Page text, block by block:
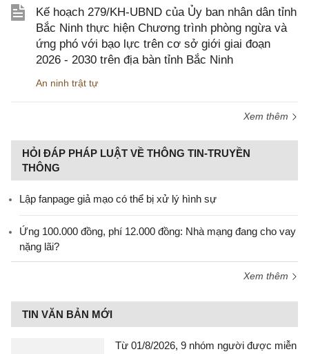
Kế hoạch 279/KH-UBND của Ủy ban nhân dân tỉnh
Bắc Ninh thực hiện Chương trình phòng ngừa và
ứng phó với bạo lực trên cơ sở giới giai đoạn
2026 - 2030 trên địa bàn tỉnh Bắc Ninh
An ninh trật tự
Xem thêm
HỎI ĐÁP PHÁP LUẬT VỀ THÔNG TIN-TRUYỀN
THÔNG
Lập fanpage giả mạo có thể bị xử lý hình sự
Ứng 100.000 đồng, phí 12.000 đồng: Nhà mạng đang cho vay
nặng lãi?
Xem thêm
TIN VĂN BẢN MỚI
Từ 01/8/2026, 9 nhóm người được miễn